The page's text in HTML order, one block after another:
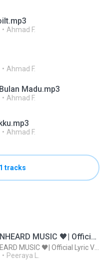
Ahmad F.
Ahmad F.
Madu.mp3
Ahmad F.
Ahmad F.
tracks
ไม่มีใครรู้ตัวเรา– UNHEARD MUSIC 🖤| Official Lyric Video | เพลงสู้ชีวิต
Peeraya L.